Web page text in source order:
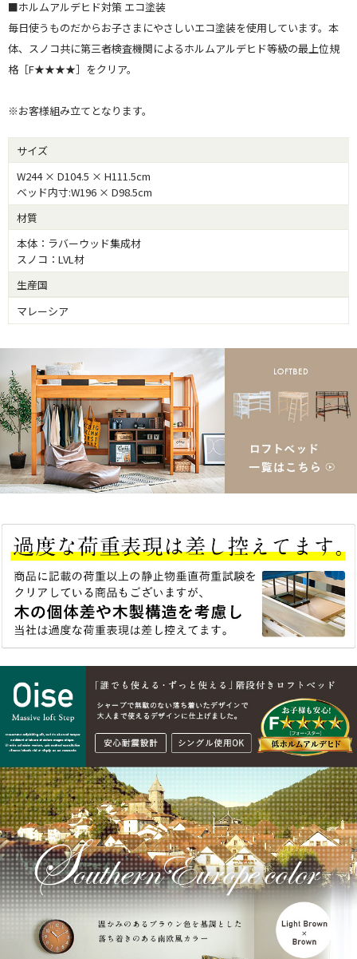
■ホルムアルデヒド対策 エコ塗装
毎日使うものだからお子さまにやさしいエコ塗装を使用しています。本
体、スノコ共に第三者検査機関によるホルムアルデヒド等級の最上位規
格［F★★★★］をクリア。
※お客様組み立てとなります。
サイズ
W244 × D104.5 × H111.5cm
ベッド内寸:W196 × D98.5cm
材質
本体：ラバーウッド集成材
スノコ：LVL材
生産国
マレーシア